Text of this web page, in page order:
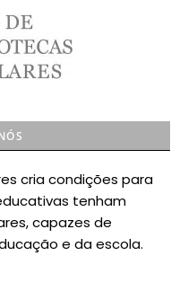
cria condições para
tenham
capazes de
e da escola.